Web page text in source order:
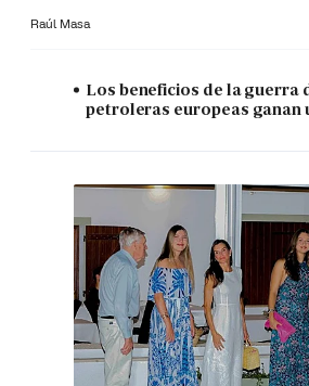
Raúl Masa
Los beneficios de la guerra
petroleras europeas ganan